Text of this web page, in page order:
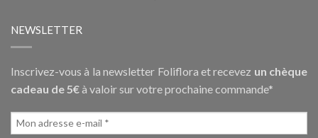
NEWSLETTER
Inscrivez-vous à la newsletter Foliflora et recevez un chèque
cadeau de 5€à valoir sur votre prochaine commande*